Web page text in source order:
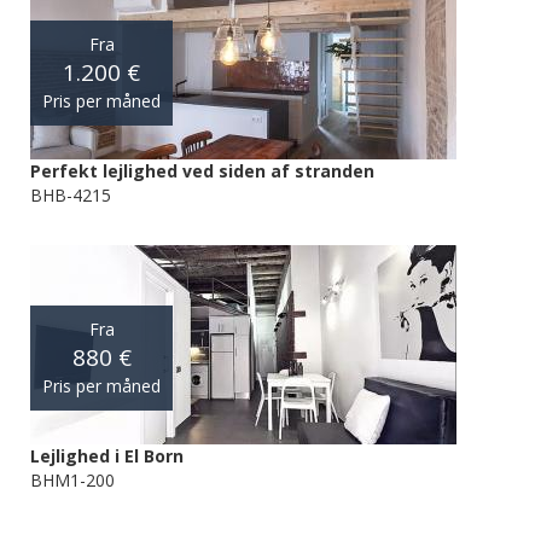
Fra
1.200 €
Pris per måned
Perfekt lejlighed ved siden af stranden
BHB-4215
Fra
880 €
Pris per måned
Lejlighed i El Born
BHM1-200